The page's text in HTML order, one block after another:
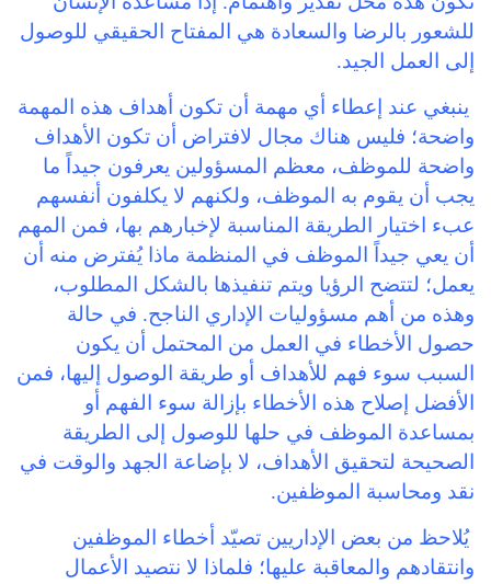
للشعور بالرضا والسعادة هي المفتاح الحقيقي للوصول
إلى العمل الجيد.
ينبغي عند إعطاء أي مهمة أن تكون أهداف هذه المهمة
واضحة؛ فليس هناك مجال لافتراض أن تكون الأهداف
واضحة للموظف، معظم المسؤولين يعرفون جيداً ما
يجب أن يقوم به الموظف، ولكنهم لا يكلفون أنفسهم
عبء اختيار الطريقة المناسبة لإخبارهم بها، فمن المهم
أن يعي جيداً الموظف في المنظمة ماذا يُفترض منه أن
يعمل؛ لتتضح الرؤيا ويتم تنفيذها بالشكل المطلوب،
وهذه من أهم مسؤوليات الإداري الناجح. في حالة
حصول الأخطاء في العمل من المحتمل أن يكون
السبب سوء فهم للأهداف أو طريقة الوصول إليها، فمن
الأفضل إصلاح هذه الأخطاء بإزالة سوء الفهم أو
بمساعدة الموظف في حلها للوصول إلى الطريقة
الصحيحة لتحقيق الأهداف، لا بإضاعة الجهد والوقت في
نقد ومحاسبة الموظفين.
يُلاحظ من بعض الإداريين تصيّد أخطاء الموظفين
وانتقادهم والمعاقبة عليها؛ فلماذا لا نتصيد الأعمال